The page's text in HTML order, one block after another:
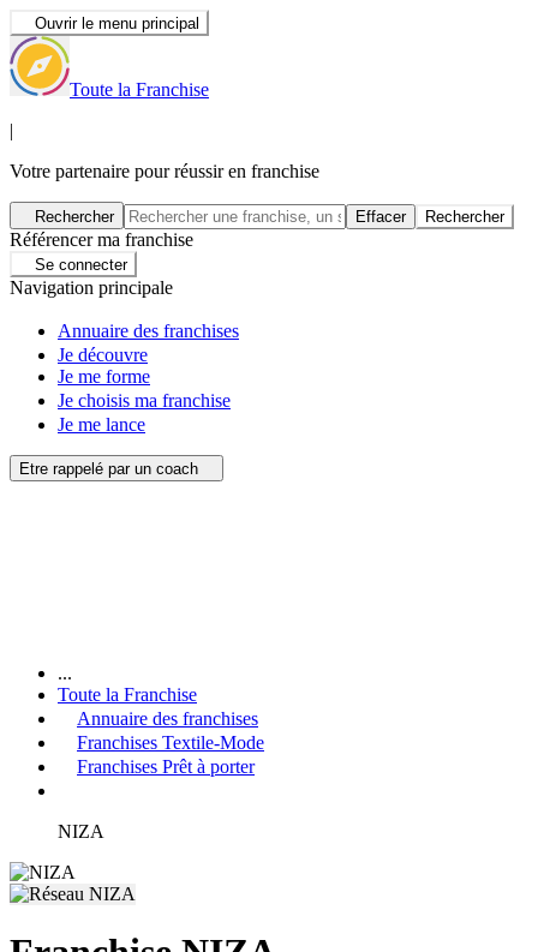
Ouvrir le menu principal
Toute la Franchise
|
Votre partenaire pour réussir en franchise
Rechercher Effacer Rechercher
Référencer ma franchise
Se connecter
Navigation principale
Annuaire des franchises
Je découvre
Je me forme
Je choisis ma franchise
Je me lance
Etre rappelé par un coach
...
Toute la Franchise
Annuaire des franchises
Franchises Textile-Mode
Franchises Prêt à porter
NIZA